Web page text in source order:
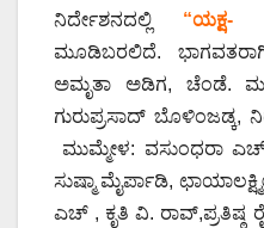
ನಿರ್ದೇಶನದಲ್ಲಿ “ಯಕ್ಷ-
ಮೂಡಿಬರಲಿದೆ. ಭಾಗವತರಾಗಿ
ಅಮೃತಾ ಅಡಿಗ, ಚೆಂಡೆ.
ಗುರುಪ್ರಸಾದ್ ಬೊಳಿಂಜಡ್ಕ,
ಮುಮ್ಮೇಳ: ವಸುಂಧರಾ
ಸುಷ್ಮಾ ಮೈರ್ಪಾಡಿ,
ಎಚ್ , ಕೃತಿ ವಿ. ರಾವ್,ಪ್ರತಿಷ್ಠ